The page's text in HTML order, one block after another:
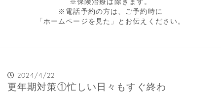
※電話予約の方は、ご予約時に
「ホームページを見た」とお伝えください。
2024/4/22
更年期対策①忙しい日々もすぐ終わ